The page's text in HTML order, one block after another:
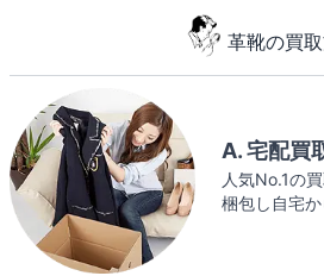
革靴の買
A. 宅配買
人気No.1の
梱包し自宅か